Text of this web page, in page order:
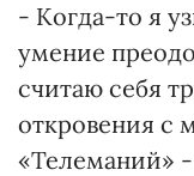
- Когда-то я
умение
считаю себя
откровения с
«Телеманий» -